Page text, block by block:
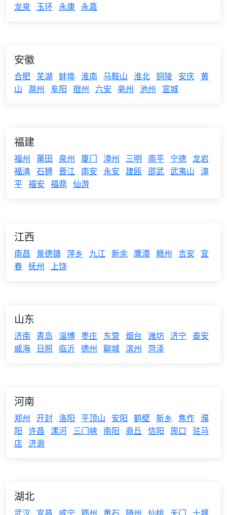
龙泉
玉环 永康 永嘉
安徽
合肥 芜湖 蚌埠 淮南 马鞍山 淮北 铜陵 安庆 黄
山 滁州 阜阳 宿州 六安 亳州 池州 宣城
福建
福州 莆田 泉州 厦门 漳州 三明 南平 宁德 龙岩
福清 石狮 晋江 南安 永安 建瓯 邵武 武夷山
漳
平 福安 福鼎 仙游
江西
南昌 景德镇 萍乡 九江 新余 鹰潭 赣州 吉安
宜
春 抚州 上饶
山东
济南 青岛 淄博 枣庄 东营 烟台 潍坊 济宁 泰安
威海
日照 临沂 德州 聊城 滨州 菏泽
河南
郑州 开封 洛阳 平顶山 安阳 鹤壁 新乡 焦作 濮
阳 许昌 漯河 三门峡 南阳 商丘 信阳 周口
驻马
店 济源
湖北